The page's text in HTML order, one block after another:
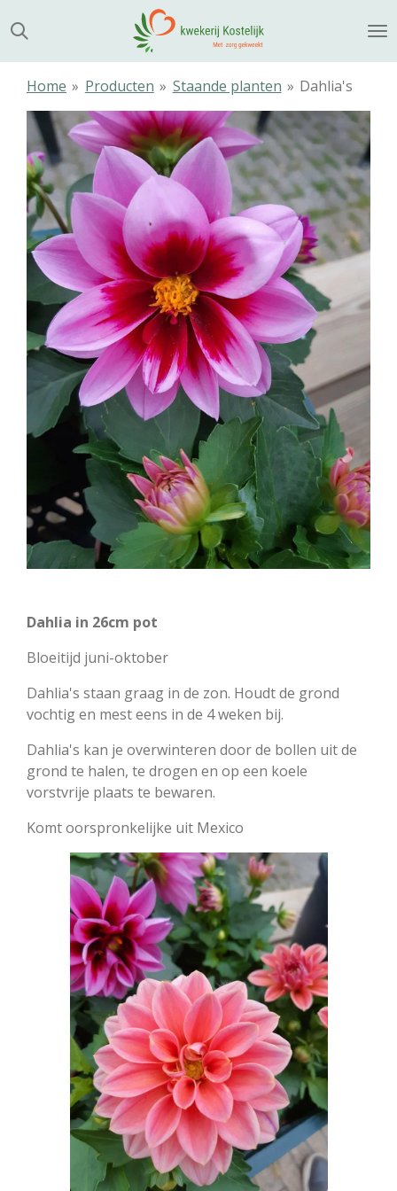
direct
naar
Home » Producten » Staande planten » Dahlia's
Dahlia in 26cm pot
Bloeitijd juni-oktober
Dahlia's staan graag in de zon. Houdt de grond
vochtig en mest eens in de 4 weken bij.
Dahlia's kan je overwinteren door de bollen uit de
grond te halen, te drogen en op een koele
vorstvrije plaats te bewaren.
Komt oorspronkelijke uit Mexico